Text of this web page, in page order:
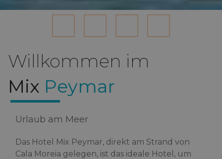
Willkommen im
Mix Peymar
Urlaub am Meer
Das Hotel Mix Peymar, direkt am Strand von
Cala Moreia gelegen, ist das ideale Hotel, um